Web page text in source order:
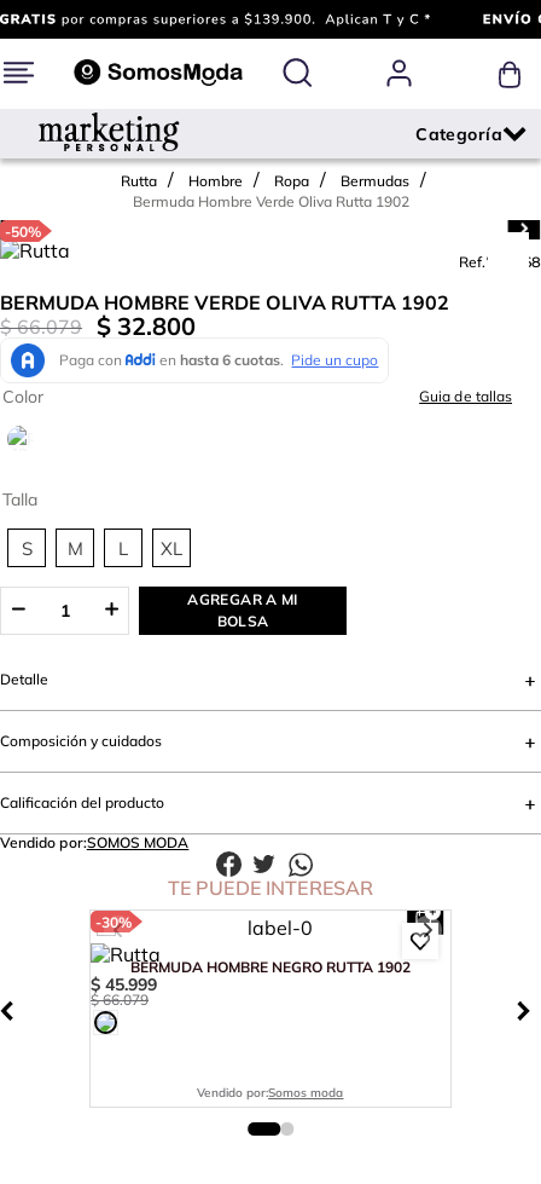
Rutta Hombre Ropa
Bermudas
Bermuda Hombre Verde Oliva Rutta 1902
-50%
Ref.730368
BERMUDA HOMBRE VERDE OLIVA RUTTA 1902
$ 66.079 $ 32.800
Talla
S M L XL
Color Guia de tallas
AGREGAR A MI
BOLSA
Detalle
Composición y cuidados
Calificación del producto
Vendido por:SOMOS MODA
TE PUEDE INTERESAR
-30%
BERMUDA HOMBRE NEGRO RUTTA 1902
$ 45.999
$ 66.079
Vendido por:Somos moda